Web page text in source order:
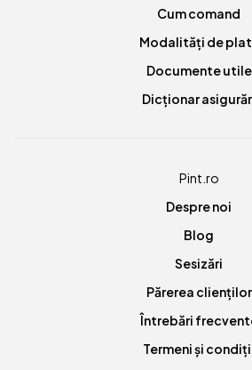
Cum comand
Modalități de
Documente utile
Dicționar
Pint.ro
Despre noi
Blog
Sesizări
Părerea clienților
Întrebări
Termeni și